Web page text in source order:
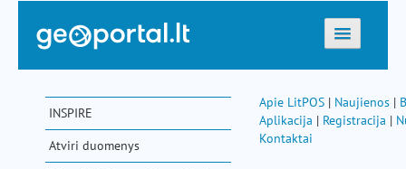
titulinis
žemėlapiai
el. paslaugos
paieška
INSPIRE
Atviri duomenys
Apie LitPOS | Naujienos |
Aplikacija | Registracija |
Kontaktai